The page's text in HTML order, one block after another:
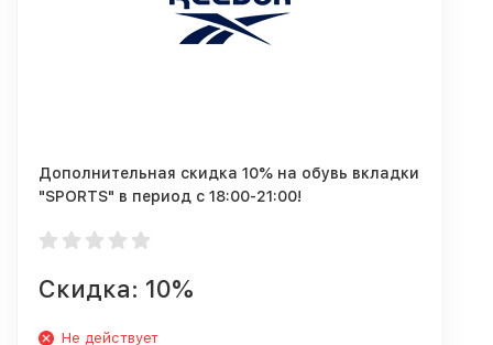
Дополнительная скидка 10% на обувь вкладки
"SPORTS" в период с 18:00-21:00!
Скидка: 10%
Не действует